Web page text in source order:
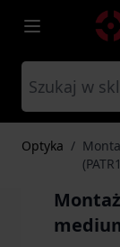
Przejdź do treści
Optyka /